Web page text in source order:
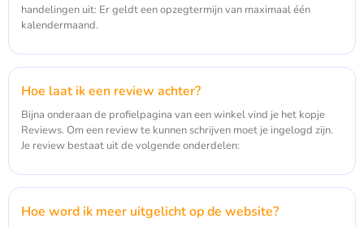
handelingen uit: Er geldt een opzegtermijn van maximaal één
kalendermaand.
Hoe laat ik een review achter?
Bijna onderaan de profielpagina van een winkel vind je het kopje
Reviews. Om een review te kunnen schrijven moet je ingelogd zijn.
Je review bestaat uit de volgende onderdelen:
Hoe word ik meer uitgelicht op de website?